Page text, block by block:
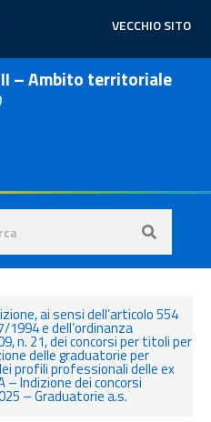
VECCHIO SITO
– Ambito territoriale
ai sensi dell’articolo 554
e dell’ordinanza
n. 21, dei concorsi per titoli per
delle graduatorie per
profili professionali delle ex
– Indizione dei concorsi
– Graduatorie a.s.